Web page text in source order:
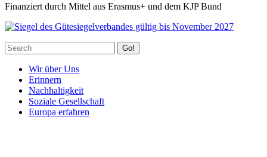
Finanziert durch Mittel aus Erasmus+ und dem KJP Bund
Go!
Wir über Uns
Erinnern
Nachhaltigkeit
Soziale Gesellschaft
Europa erfahren